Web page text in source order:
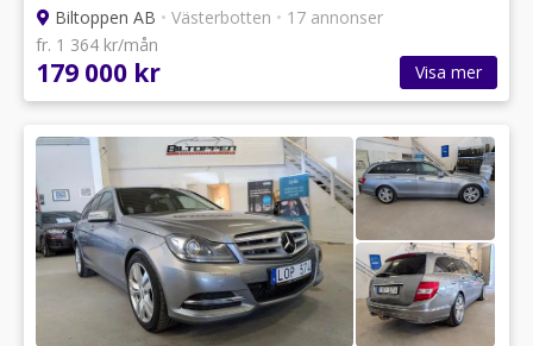
Biltoppen AB • Västerbotten • 17 annonser
fr. 1 364 kr/mån
179 000 kr Visa mer